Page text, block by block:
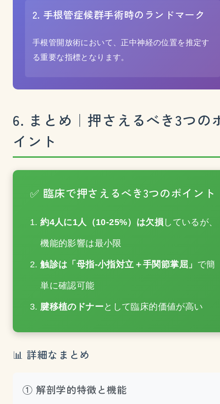
2. 手根管症候群手術時のランドマーク
手根管開放術において、正中神経の位置を推定す
る重要な指標となります。
6. まとめ｜押さえるべき3つの
イント
✅ 臨床で押さえるべき3つのポイント
約4人に1人（10-25%）は欠損 しているが、
機能的影響は最小限
触診は「母指-小指対立＋手関節掌屈」 で簡
単に確認可能
腱移植のドナー として臨床的価値が高い
📊 詳細なまとめ
① 解剖学的特徴と機能